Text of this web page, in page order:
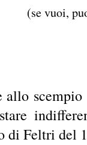
(se vuoi,
scempio
di Feltri del